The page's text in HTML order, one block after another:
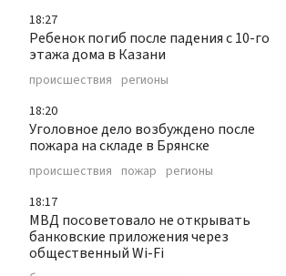
18:27
Ребенок погиб после падения с 10-го
этажа дома в Казани
происшествия регионы
18:20
Уголовное дело возбуждено после
пожара на складе в Брянске
происшествия пожар регионы
18:17
МВД посоветовало не открывать
банковские приложения через
общественный Wi-Fi